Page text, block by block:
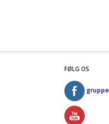
FØLG OS
gruppe